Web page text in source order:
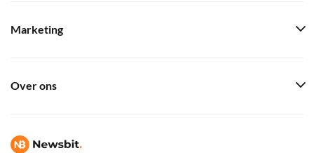
Marketing
Over ons